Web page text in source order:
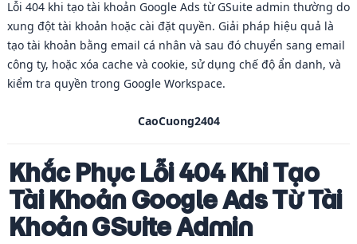
Lỗi 404 khi tạo tài khoản Google Ads từ GSuite admin thường do
xung đột tài khoản hoặc cài đặt quyền. Giải pháp hiệu quả là
tạo tài khoản bằng email cá nhân và sau đó chuyển sang email
công ty, hoặc xóa cache và cookie, sử dụng chế độ ẩn danh, và
kiểm tra quyền trong Google Workspace.
CaoCuong2404
Khắc Phục Lỗi 404 Khi Tạo
Tài Khoản Google Ads Từ Tài
Khoản GSuite Admin